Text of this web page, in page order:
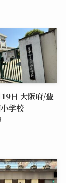
日 大阪府/豊
学校